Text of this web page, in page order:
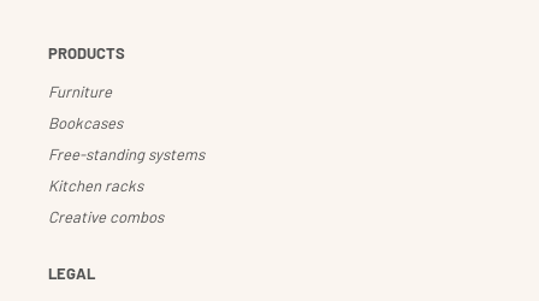
PRODUCTS
Furniture
Bookcases
Free-standing systems
Kitchen racks
Creative combos
LEGAL